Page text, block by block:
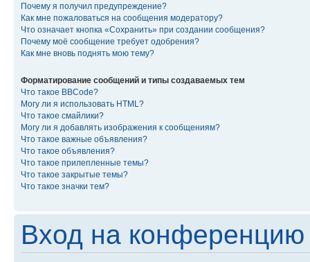
Почему я получил предупреждение?
Как мне пожаловаться на сообщения модератору?
Что означает кнопка «Сохранить» при создании сообщения?
Почему моё сообщение требует одобрения?
Как мне вновь поднять мою тему?
Форматирование сообщений и типы создаваемых тем
Что такое BBCode?
Могу ли я использовать HTML?
Что такое смайлики?
Могу ли я добавлять изображения к сообщениям?
Что такое важные объявления?
Что такое объявления?
Что такое прилепленные темы?
Что такое закрытые темы?
Что такое значки тем?
Вход на конференцию